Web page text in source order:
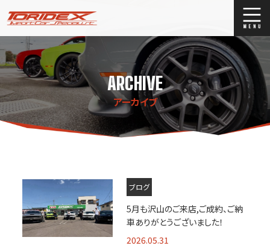
ブログ
Stock list
ストックリスト
買取
ARCHIVE
アーカイブ
ブログ
5月も沢山のご来店,ご成約、ご納
車ありがとうございました！
2026.05.31